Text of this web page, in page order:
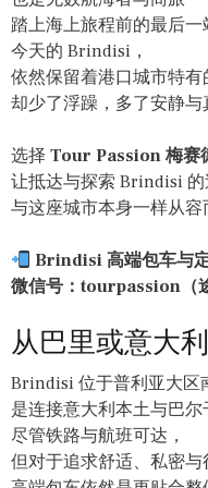
踏上海上旅程前的最后一
今天的 Brindisi，
依然保留着港口城市特有
却少了浮躁，多了安静与
选择 Tour Passion 梅赛
让抵达与探索 Brindisi 的
与这座城市本身一样从容
Brindisi 高端包车与
微信号：tourpassion（
从巴里或意大
Brindisi 位于普利亚大区
是连接意大利本土与巴尔
尽管铁路与航班可达，
但对于追求舒适、私密与